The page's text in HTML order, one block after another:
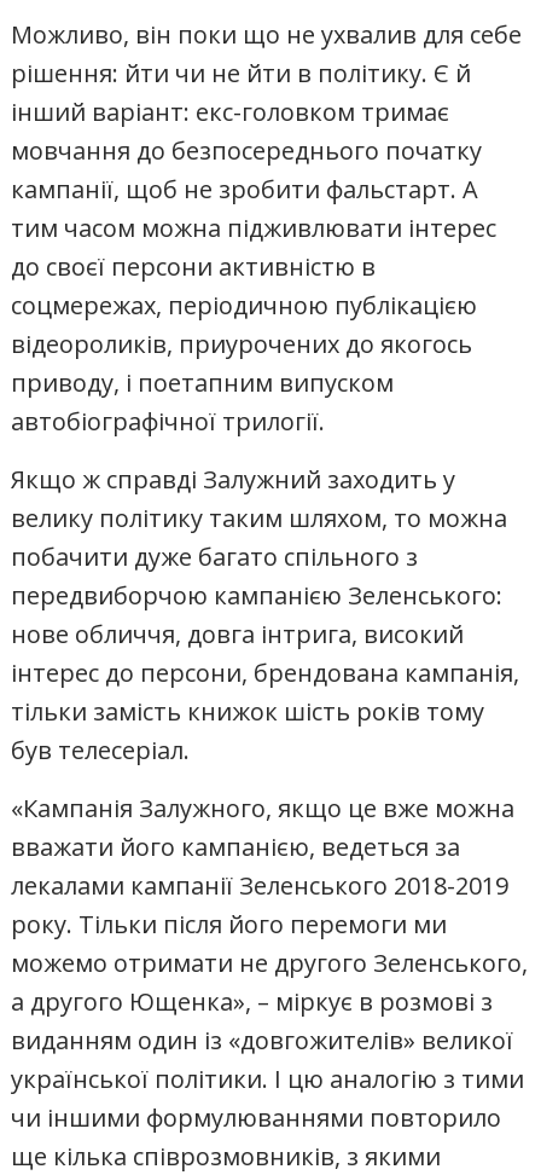
Можливо, він поки що не ухвалив для себе
рішення: йти чи не йти в політику. Є й
інший варіант: екс-головком тримає
мовчання до безпосереднього початку
кампанії, щоб не зробити фальстарт. А
тим часом можна підживлювати інтерес
до своєї персони активністю в
соцмережах, періодичною публікацією
відеороликів, приурочених до якогось
приводу, і поетапним випуском
автобіографічної трилогії.
Якщо ж справді Залужний заходить у
велику політику таким шляхом, то можна
побачити дуже багато спільного з
передвиборчою кампанією Зеленського:
нове обличчя, довга інтрига, високий
інтерес до персони, брендована кампанія,
тільки замість книжок шість років тому
був телесеріал.
«Кампанія Залужного, якщо це вже можна
вважати його кампанією, ведеться за
лекалами кампанії Зеленського 2018-2019
року. Тільки після його перемоги ми
можемо отримати не другого Зеленського,
а другого Ющенка», – міркує в розмові з
виданням один із «довгожителів» великої
української політики. І цю аналогію з тими
чи іншими формулюваннями повторило
ще кілька співрозмовників, з якими